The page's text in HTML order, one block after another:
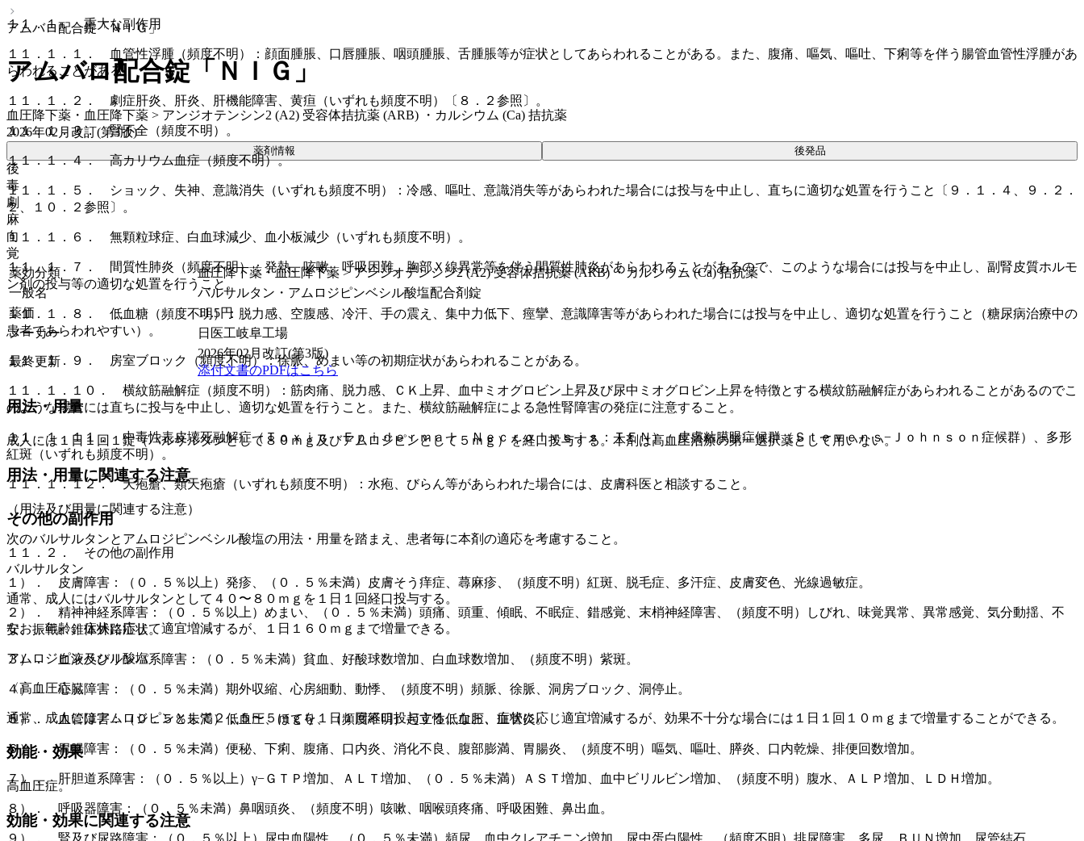
１１．１． 重大な副作用
１１．１．１． 血管性浮腫（頻度不明）：顔面腫脹、口唇腫脹、咽頭腫脹、舌腫脹等が症状としてあらわれることがある。また、腹痛、嘔気、嘔吐、下痢等を伴う腸管血管性浮腫があ
らわれることがある。
１１．１．２． 劇症肝炎、肝炎、肝機能障害、黄疸（いずれも頻度不明）〔８．２参照〕。
１１．１．３． 腎不全（頻度不明）。
１１．１．４． 高カリウム血症（頻度不明）。
１１．１．５． ショック、失神、意識消失（いずれも頻度不明）：冷感、嘔吐、意識消失等があらわれた場合には投与を中止し、直ちに適切な処置を行うこと〔９．１．４、９．２．
２、１０．２参照〕。
１１．１．６． 無顆粒球症、白血球減少、血小板減少（いずれも頻度不明）。
１１．１．７． 間質性肺炎（頻度不明）：発熱、咳嗽、呼吸困難、胸部Ｘ線異常等を伴う間質性肺炎があらわれることがあるので、このような場合には投与を中止し、副腎皮質ホルモ
ン剤の投与等の適切な処置を行うこと。
１１．１．８． 低血糖（頻度不明）：脱力感、空腹感、冷汗、手の震え、集中力低下、痙攣、意識障害等があらわれた場合には投与を中止し、適切な処置を行うこと（糖尿病治療中の
患者であらわれやすい）。
１１．１．９． 房室ブロック（頻度不明）：徐脈、めまい等の初期症状があらわれることがある。
１１．１．１０． 横紋筋融解症（頻度不明）：筋肉痛、脱力感、ＣＫ上昇、血中ミオグロビン上昇及び尿中ミオグロビン上昇を特徴とする横紋筋融解症があらわれることがあるのでこ
のような場合には直ちに投与を中止し、適切な処置を行うこと。また、横紋筋融解症による急性腎障害の発症に注意すること。
１１．１．１１． 中毒性表皮壊死融解症（Ｔｏｘｉｃ Ｅｐｉｄｅｒｍａｌ Ｎｅｃｒｏｌｙｓｉｓ：ＴＥＮ）、皮膚粘膜眼症候群（Ｓｔｅｖｅｎｓ−Ｊｏｈｎｓｏｎ症候群）、多形
紅斑（いずれも頻度不明）。
１１．１．１２． 天疱瘡、類天疱瘡（いずれも頻度不明）：水疱、びらん等があらわれた場合には、皮膚科医と相談すること。
その他の副作用
１１．２． その他の副作用
１）． 皮膚障害：（０．５％以上）発疹、（０．５％未満）皮膚そう痒症、蕁麻疹、（頻度不明）紅斑、脱毛症、多汗症、皮膚変色、光線過敏症。
２）． 精神神経系障害：（０．５％以上）めまい、（０．５％未満）頭痛、頭重、傾眠、不眠症、錯感覚、末梢神経障害、（頻度不明）しびれ、味覚異常、異常感覚、気分動揺、不
安、振戦、錐体外路症状。
３）． 血液及びリンパ系障害：（０．５％未満）貧血、好酸球数増加、白血球数増加、（頻度不明）紫斑。
４）． 心臓障害：（０．５％未満）期外収縮、心房細動、動悸、（頻度不明）頻脈、徐脈、洞房ブロック、洞停止。
５）． 血管障害：（０．５％未満）低血圧、ほてり、（頻度不明）起立性低血圧、血管炎。
６）． 胃腸障害：（０．５％未満）便秘、下痢、腹痛、口内炎、消化不良、腹部膨満、胃腸炎、（頻度不明）嘔気、嘔吐、膵炎、口内乾燥、排便回数増加。
７）． 肝胆道系障害：（０．５％以上）γ−ＧＴＰ増加、ＡＬＴ増加、（０．５％未満）ＡＳＴ増加、血中ビリルビン増加、（頻度不明）腹水、ＡＬＰ増加、ＬＤＨ増加。
８）． 呼吸器障害：（０．５％未満）鼻咽頭炎、（頻度不明）咳嗽、咽喉頭疼痛、呼吸困難、鼻出血。
９）． 腎及び尿路障害：（０．５％以上）尿中血陽性、（０．５％未満）頻尿、血中クレアチニン増加、尿中蛋白陽性、（頻度不明）排尿障害、多尿、ＢＵＮ増加、尿管結石。
アムバロ配合錠「ＮＩＧ」
アムバロ配合錠「ＮＩＧ」
血圧降下薬・血圧降下薬 > アンジオテンシン2 (A2) 受容体拮抗薬 (ARB) ・カルシウム (Ca) 拮抗薬
2026年02月改訂(第3版)
薬剤情報 後発品
後
毒
劇
麻
向
覚
薬効分類
血圧降下薬・血圧降下薬 > アンジオテンシン2 (A2) 受容体拮抗薬 (ARB) ・カルシウム (Ca) 拮抗薬
一般名
バルサルタン・アムロジピンベシル酸塩配合剤錠
薬価
11.5円
メーカー
日医工岐阜工場
最終更新
2026年02月改訂(第3版)
添付文書のPDFはこちら
用法・用量
成人には１日１回１錠（バルサルタンとして８０ｍｇ及びアムロジピンとして５ｍｇ）を経口投与する。本剤は高血圧治療の第一選択薬として用いない。
用法・用量に関連する注意
（用法及び用量に関連する注意）
次のバルサルタンとアムロジピンベシル酸塩の用法・用量を踏まえ、患者毎に本剤の適応を考慮すること。
バルサルタン
通常、成人にはバルサルタンとして４０〜８０ｍｇを１日１回経口投与する。
なお、年齢、症状に応じて適宜増減するが、１日１６０ｍｇまで増量できる。
アムロジピンベシル酸塩
〈高血圧症〉
通常、成人にはアムロジピンとして２．５〜５ｍｇを１日１回経口投与する。なお、症状に応じ適宜増減するが、効果不十分な場合には１日１回１０ｍｇまで増量することができる。
効能・効果
高血圧症。
効能・効果に関連する注意